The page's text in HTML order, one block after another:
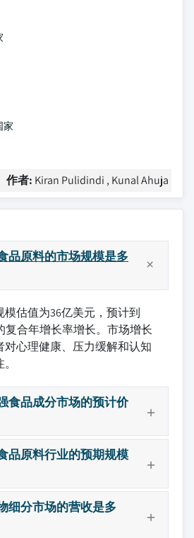
家
作者: Kiran Pulidindi , Kunal Ahuja
品原料的市场规模是多
模估值为36亿美元，预计到
复合年增长率增长。市场增长
对心理健康、压力缓解和认知
食品成分市场的预计价
品原料行业的预期规模
细分市场的营收是多